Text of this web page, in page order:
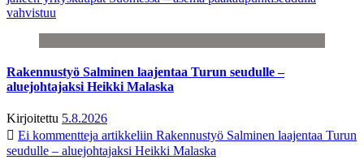
vahvistuu
Rakennustyö Salminen laajentaa Turun seudulle –
aluejohtajaksi Heikki Malaska
Kirjoitettu 5.8.2026
Ei kommentteja artikkeliin Rakennustyö Salminen laajentaa Turun
seudulle – aluejohtajaksi Heikki Malaska